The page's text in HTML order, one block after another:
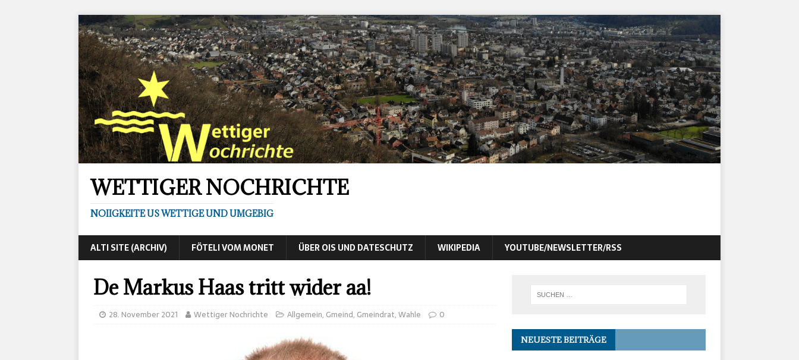
WETTIGER NOCHRICHTE
NOIIGKEITE US WETTIGE UND UMGEBIG
ALTI SITE (ARCHIV) FÖTELI VOM MONET ÜBER OIS UND DATESCHUTZ WIKIPEDIA YOUTUBE/NEWSLETTER/RSS
De Markus Haas tritt wider aa!
28. November 2021 Wettiger Nochrichte Allgemein, Gmeind, Gmeindrat,Wahle 0
NEUESTE BEITRÄGE